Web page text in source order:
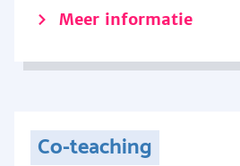
Meer informatie
Co-teaching